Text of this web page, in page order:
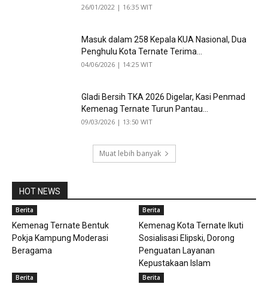
26/01/2022 | 16:35 WIT
Masuk dalam 258 Kepala KUA Nasional, Dua
Penghulu Kota Ternate Terima...
04/06/2026 | 14:25 WIT
Gladi Bersih TKA 2026 Digelar, Kasi Penmad
Kemenag Ternate Turun Pantau...
09/03/2026 | 13:50 WIT
Muat lebih banyak
HOT NEWS
Berita
Kemenag Ternate Bentuk
Pokja Kampung Moderasi
Beragama
Berita
Kemenag Kota Ternate Ikuti
Sosialisasi Elipski, Dorong
Penguatan Layanan
Kepustakaan Islam
Berita Berita